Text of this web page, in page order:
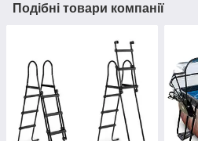
Подібні товари компанії